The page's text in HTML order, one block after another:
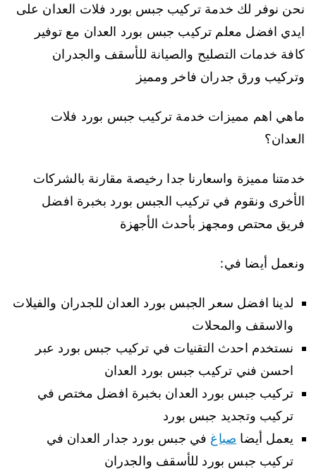
نحن نوفر لك خدمة تركيب جبس بورد فلات العدان على
ايدي افضل معلم تركيب جبس بورد العدان مع توفير
كافة خدمات التصليح والصيانة للأسقف والجدران
وتركيب ورق جدران فاخر ومميز
ماهي اهم مميزات خدمة تركيب جبس بورد فلات
العدان؟
خدمتنا مميزة واسعارنا جدا رخيصة مقارنة بالشركات
الأخرى ونقوم في تركيب الجبس بورد بخبرة افضل
فريق محتص ومجهز بأحدث الأجهزة
ونعمل أيضا في:
لدينا افضل سعر الجبس بورد العدان للجدران والفيلات
والاسقف والمحلات
نستخدم احدث التقنيات في تركيب جبس بورد عبر
احسن فني تركيب جبس بورد العدان
تركيب جبس بورد العدان بخبرة افضل مختص في
تركيب وتجديد جبس بورد
يعمل أيضا صباغ في جبس بورد جدار العدان في
تركيب جبس بورد للأسقف والجدران